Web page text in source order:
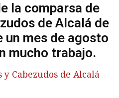
la comparsa de
de Alcalá de
un mes de agosto
mucho trabajo.
y Cabezudos de Alcalá